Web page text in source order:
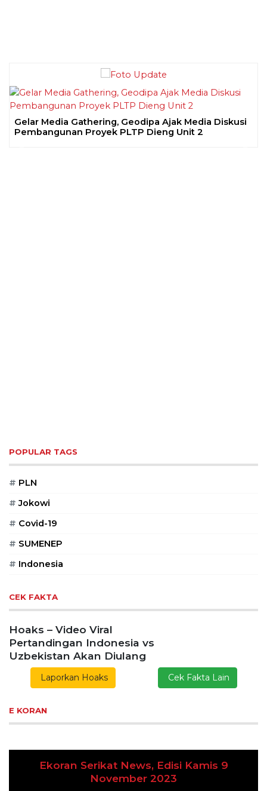
Gelar Media Gathering, Geodipa Ajak Media Diskusi
Pembangunan Proyek PLTP Dieng Unit 2
POPULAR TAGS
# PLN
# Jokowi
# Covid-19
# SUMENEP
# Indonesia
CEK FAKTA
Hoaks – Video Viral
Pertandingan Indonesia vs
Uzbekistan Akan Diulang
Laporkan Hoaks Cek Fakta Lain
E KORAN
Ekoran Serikat News, Edisi Kamis 9
November 2023